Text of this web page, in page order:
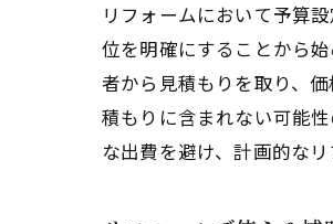
リフォームにおいて予算
位を明確にすることから
者から見積もりを取り、
積もりに含まれない可能
な出費を避け、計画的なリ